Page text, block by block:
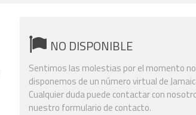
NO DISPONIBLE
Sentimos las molestias por el momento no
disponemos de un número virtual de
Cualquier duda puede contactar con
nuestro formulario de contacto.